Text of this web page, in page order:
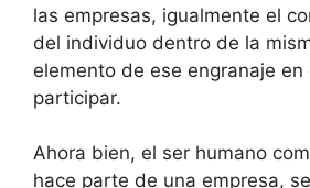
las empresas, igualmente el
del individuo dentro de la
elemento de ese engranaje en
participar.
Ahora bien, el ser humano
hace parte de una empresa,